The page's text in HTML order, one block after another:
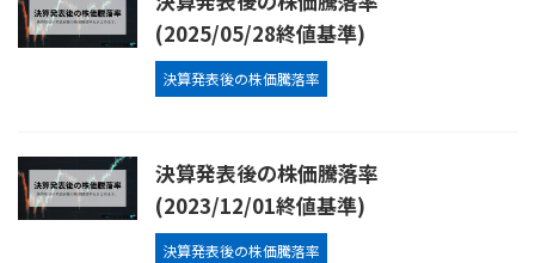
(2025/05/28終値基準)
決算発表後の株価騰落率
決算発表後の株価騰落率
(2023/12/01終値基準)
決算発表後の株価騰落率